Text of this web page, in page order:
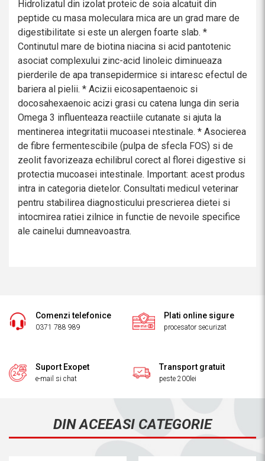
Hidrolizatul din izolat proteic de soia alcatuit din
peptide cu masa moleculara mica are un grad mare de
digestibilitate si este un alergen foarte slab. *
Continutul mare de biotina niacina si acid pantotenic
asociat complexului zinc-acid linoleic diminueaza
pierderile de apa transepidermice si intaresc efectul de
bariera al pielii. * Acizii eicosapentaenoic si
docosahexaenoic acizi grasi cu catena lunga din seria
Omega 3 influenteaza reactiile cutanate si ajuta la
mentinerea integritatii mucoasei ntestinale. * Asocierea
de fibre fermentescibile (pulpa de sfecla FOS) si de
zeolit favorizeaza echilibrul corect al florei digestive si
protectia mucoasei intestinale. Important: acest produs
intra in categoria dietelor. Consultati medicul veterinar
pentru stabilirea diagnosticului prescrierea dietei si
intocmirea ratiei zilnice in functie de nevoile specifice
ale cainelui dumneavoastra.
Comenzi telefonice
0371 788 989
Plati online sigure
procesator securizat
Suport Exopet
e-mail si chat
Transport gratuit
peste 200lei
DIN ACEEASI CATEGORIE